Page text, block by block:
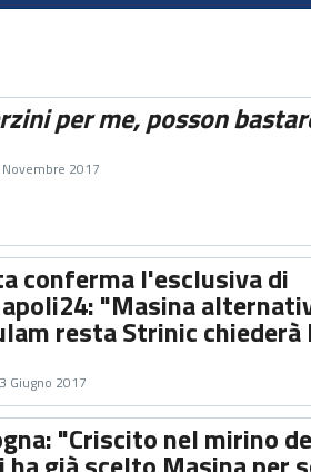
per me, posson
2017
conferma l'esclusiva di
"Masina
resta Strinic
Giugno 2017
"Criscito nel mirino